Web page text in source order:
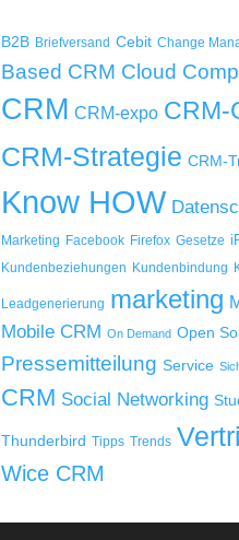
B2B Briefversand Cebit Change
Based CRM Cloud
CRM CRM-expo CRM-
CRM-Strategie CRM-
Know HOW
Marketing Facebook Firefox Gesetze
Kundenbeziehungen Kundenbindung
Leadgenerierung marketing
Mobile CRM On Demand Open
Pressemitteilung Service
CRM Social Networking
Thunderbird Tipps Trends
Wice CRM